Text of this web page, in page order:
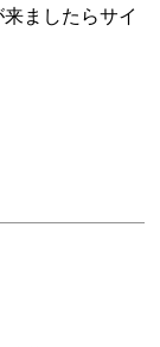
ましたらサイ